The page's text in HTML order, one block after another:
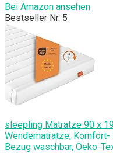
Bei Amazon ansehen
Bestseller Nr. 5
sleepling Matratze 90 x
Wendematratze, Komfort-
Bezug waschbar, Oeko-